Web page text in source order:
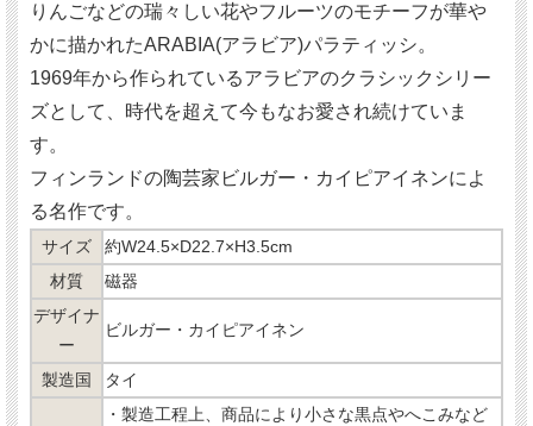
りんごなどの瑞々しい花やフルーツのモチーフが華や
かに描かれたARABIA(アラビア)パラティッシ。
1969年から作られているアラビアのクラシックシリー
ズとして、時代を超えて今もなお愛され続けていま
す。
フィンランドの陶芸家ビルガー・カイピアイネンによ
る名作です。
サイズ
約W24.5×D22.7×H3.5cm
材質
磁器
デザイナ
ー
ビルガー・カイピアイネン
製造国 タイ
・製造工程上、商品により小さな黒点やへこみなど